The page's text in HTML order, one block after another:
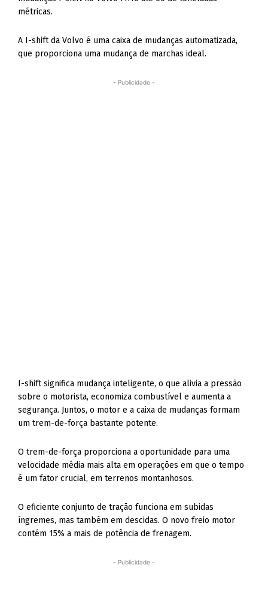
métricas.
A I-shift da Volvo é uma caixa de mudanças automatizada,
que proporciona uma mudança de marchas ideal.
- Publicidade -
I-shift significa mudança inteligente, o que alivia a pressão
sobre o motorista, economiza combustível e aumenta a
segurança. Juntos, o motor e a caixa de mudanças formam
um trem-de-força bastante potente.
O trem-de-força proporciona a oportunidade para uma
velocidade média mais alta em operações em que o tempo
é um fator crucial, em terrenos montanhosos.
O eficiente conjunto de tração funciona em subidas
íngremes, mas também em descidas. O novo freio motor
contém 15% a mais de potência de frenagem.
- Publicidade -